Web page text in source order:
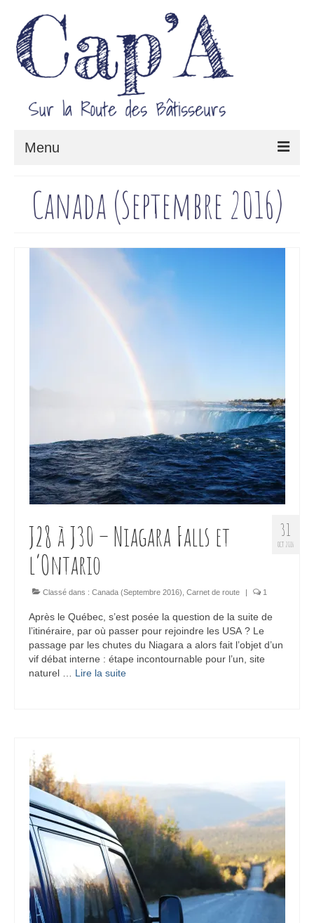
Menu
Architecture & Savoir-faire
Canada (Septembre 2016)
31
OCT 2016
J28 à J30 – Niagara Falls et
l’Ontario
Classé dans : Canada (Septembre 2016) Carnet de route | 1
Après le Québec, s’est posée la question de la suite de
l’itinéraire, par où passer pour rejoindre les USA ? Le
passage par les chutes du Niagara a alors fait l’objet d’un
vif débat interne : étape incontournable pour l’un, site
naturel … Lire la suite­­